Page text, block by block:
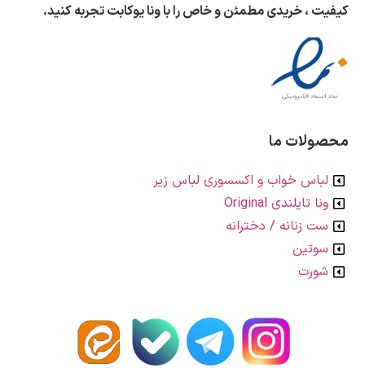
، خریدی مطمئن و خاص را با ونا یوکابت تجربه کنید.
ما
لباس خواب و اکسسوری لباس زیر
ونا تایلندی Original
ست زنانه / دخترانه
سوتین
شورت